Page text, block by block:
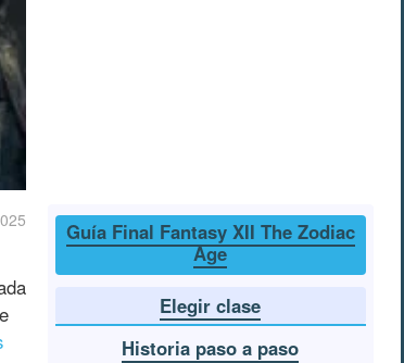
Guía Final Fantasy XII The Zodiac
Age
Elegir clase
Historia paso a paso